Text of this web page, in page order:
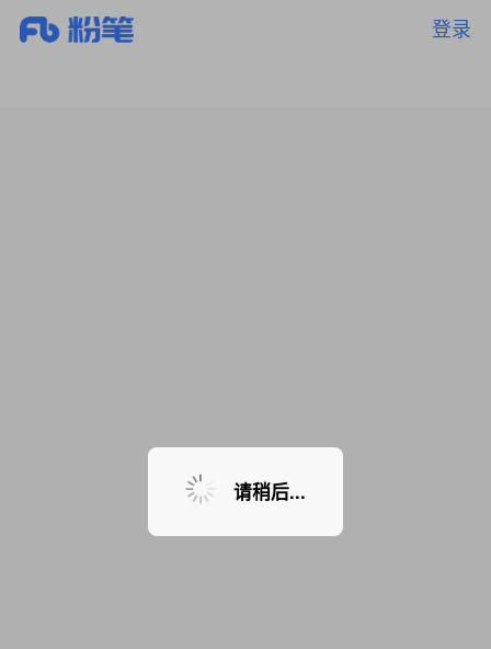
登录
暂无课程，敬请期待
请稍后...